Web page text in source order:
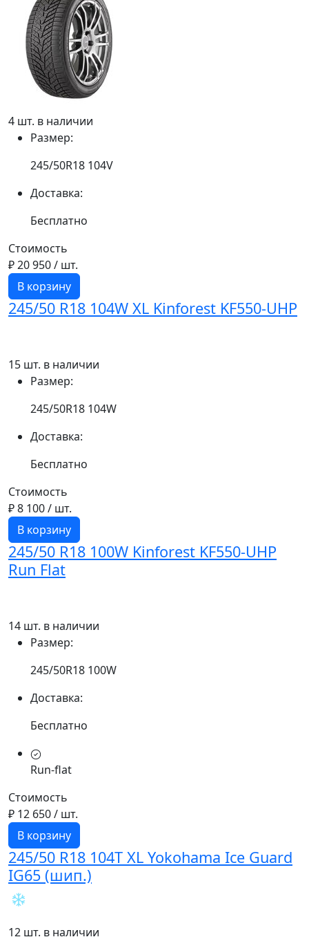
4 шт. в наличии
Размер:
245/50R18 104V
Доставка:
Бесплатно
Стоимость
₽ 20 950/ шт.
В корзину
245/50 R18 104W XL Kinforest KF550-UHP
15 шт. в наличии
Размер:
245/50R18 104W
Доставка:
Бесплатно
Стоимость
₽ 8 100/ шт.
В корзину
245/50 R18 100W Kinforest KF550-UHP
Run Flat
14 шт. в наличии
Размер:
245/50R18 100W
Доставка:
Бесплатно
Run-flat
Стоимость
₽ 12 650/ шт.
В корзину
245/50 R18 104T XL Yokohama Ice Guard
IG65 (шип.)
12 шт. в наличии